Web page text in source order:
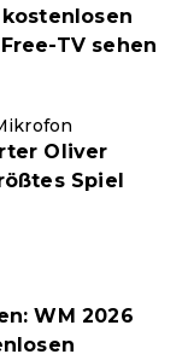
TV sehen
Oliver
Spiel
WM 2026